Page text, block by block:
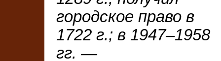
городское право в
1722 г.; в 1947–1958
гг. —